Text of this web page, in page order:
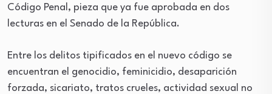
Código Penal, pieza que ya fue aprobada en dos
lecturas en el Senado de la República.
Entre los delitos tipificados en el nuevo código se
encuentran el genocidio, feminicidio, desaparición
forzada, sicariato, tratos crueles, actividad sexual no